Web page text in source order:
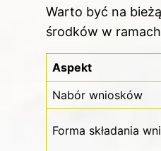
Warto być na
środków w
Aspekt
Nabór wniosków
Forma składania